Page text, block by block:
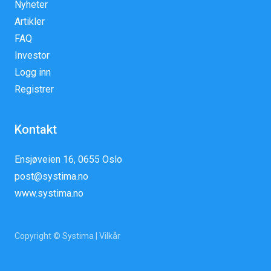
Nyheter
Artikler
FAQ
Investor
Logg inn
Registrer
Kontakt
Ensjøveien 16, 0655 Oslo
post@systima.no
www.systima.no
Copyright © Systima | Vilkår